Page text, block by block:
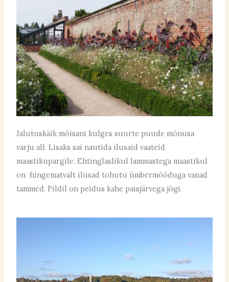
Jalutuskäik mõisani kulges suurte puude mõnusa
varju all. Lisaks sai nautida ilusaid vaateid
maastikupargile. Ehtinglaslikul lammastega maastikul
on hingematvalt ilusad tohutu ümbermõõduga vanad
tammed. Pildil on peidus kahe paisjärvega jõgi.